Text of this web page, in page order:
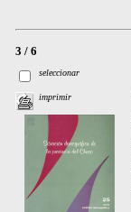
3 / 6
seleccionar
imprimir